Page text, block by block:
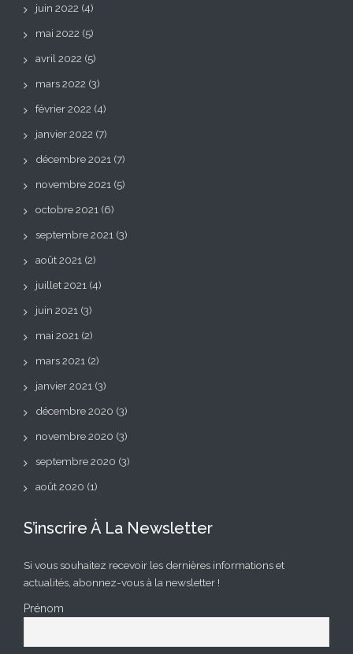
juin 2022 (4)
mai 2022 (5)
avril 2022 (5)
mars 2022 (3)
février 2022 (4)
janvier 2022 (7)
décembre 2021 (7)
novembre 2021 (5)
octobre 2021 (6)
septembre 2021 (3)
août 2021 (2)
juillet 2021 (4)
juin 2021 (3)
mai 2021 (2)
mars 2021 (2)
janvier 2021 (3)
décembre 2020 (3)
novembre 2020 (3)
septembre 2020 (3)
août 2020 (1)
S’inscrire À La Newsletter
Si vous souhaitez recevoir les dernières informations et
actualités, abonnez-vous à la newsletter !
Prénom